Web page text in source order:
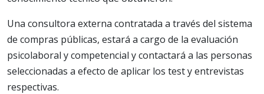
Una consultora externa contratada a través del sistema
de compras públicas, estará a cargo de la evaluación
psicolaboral y competencial y contactará a las personas
seleccionadas a efecto de aplicar los test y entrevistas
respectivas.